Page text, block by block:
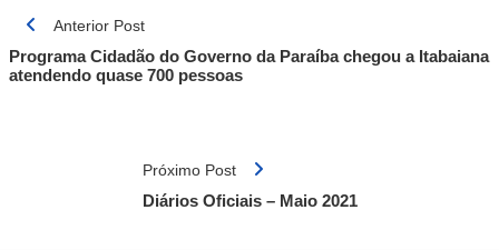
Navegação
de
Post
Anterior Post
Programa Cidadão do Governo da Paraíba chegou a Itabaiana
atendendo quase 700 pessoas
Próximo Post
Diários Oficiais – Maio 2021